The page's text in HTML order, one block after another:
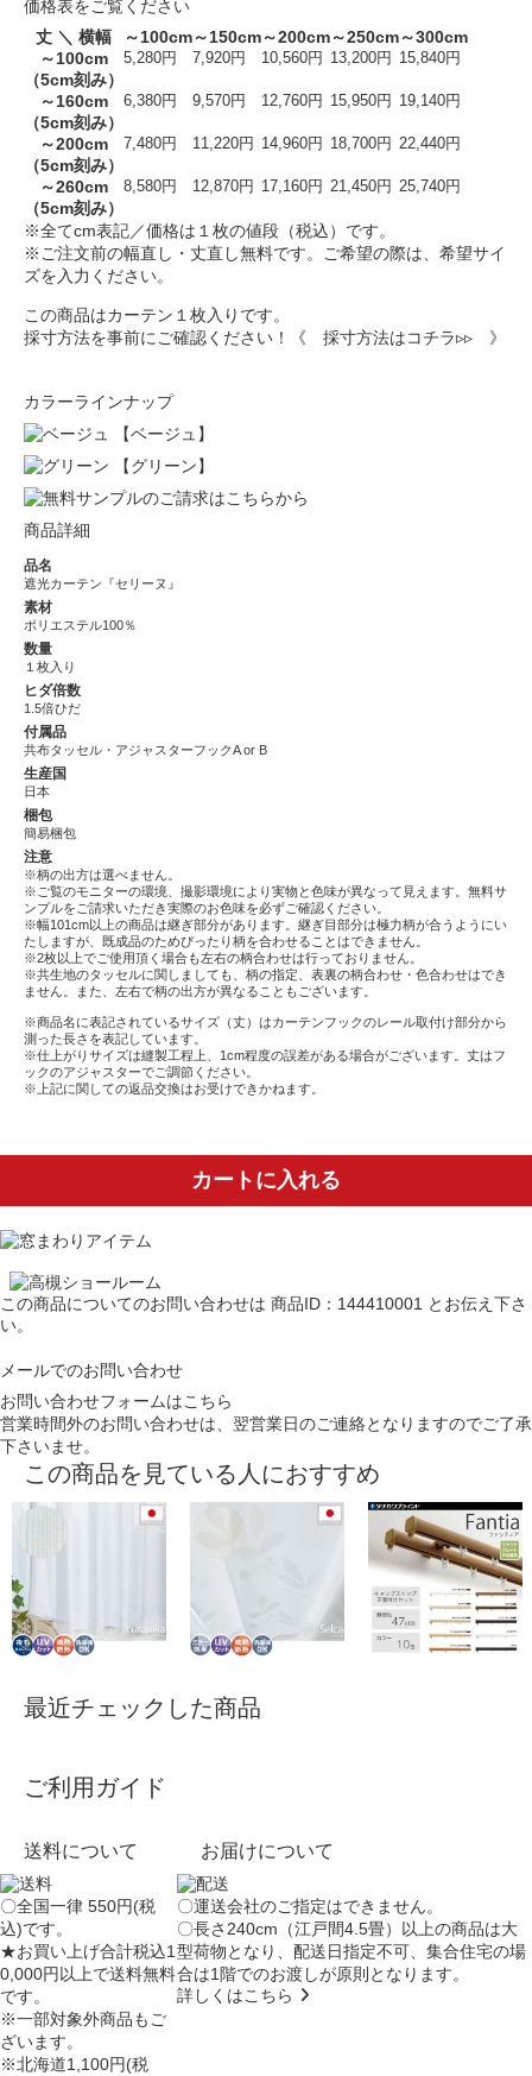
価格表をご覧ください
丈 ＼ 横幅
～100cm～150cm～200cm～250cm～300cm
～100cm
（5cm刻み）
5,280円 7,920円 10,560円 13,200円 15,840円
～160cm
（5cm刻み）
6,380円 9,570円 12,760円 15,950円 19,140円
～200cm
（5cm刻み）
7,480円 11,220円 14,960円 18,700円 22,440円
～260cm
（5cm刻み）
8,580円 12,870円 17,160円 21,450円 25,740円
※全てcm表記／価格は１枚の値段（税込）です。
※ご注文前の幅直し・丈直し無料です。ご希望の際は、希望サイ
ズを入力ください。
この商品はカーテン１枚入りです。
採寸方法を事前にご確認ください！
《 採寸方法はコチラ▹▹ 》
カラーラインナップ
【ベージュ】
【グリーン】
商品詳細
品名
遮光カーテン『セリーヌ』
素材
ポリエステル100％
数量
１枚入り
ヒダ倍数
1.5倍ひだ
付属品
共布タッセル・アジャスターフックA or B
生産国
日本
梱包
簡易梱包
注意
※柄の出方は選べません。
※ご覧のモニターの環境、撮影環境により実物と色味が異なって見えます。無料サ
ンプルをご請求いただき実際のお色味を必ずご確認ください。
※幅101cm以上の商品は継ぎ部分があります。継ぎ目部分は極力柄が合うようにい
たしますが、既成品のためぴったり柄を合わせることはできません。
※2枚以上でご使用頂く場合も左右の柄合わせは行っておりません。
※共生地のタッセルに関しましても、柄の指定、表裏の柄合わせ・色合わせはでき
ません。また、左右で柄の出方が異なることもございます。
※商品名に表記されているサイズ（丈）はカーテンフックのレール取付け部分から
測った長さを表記しています。
※仕上がりサイズは縫製工程上、1cm程度の誤差がある場合がございます。丈はフ
ックのアジャスターでご調節ください。
※上記に関しての返品交換はお受けできかねます。
カートに入れる
この商品についてのお問い合わせは 商品ID：144410001 とお伝え下さ
い。
メールでのお問い合わせ
お問い合わせフォームはこちら
営業時間外のお問い合わせは、翌営業日のご連絡となりますのでご了承
下さいませ。
この商品を見ている人におすすめ
最近チェックした商品
ご利用ガイド
送料について
〇全国一律 550円(税
込)です。
★お買い上げ合計税込1
0,000円以上で送料無料
です。
※一部対象外商品もご
ざいます。
※北海道1,100円(税
お届けについて
〇運送会社のご指定はできません。
〇長さ240cm（江戸間4.5畳）以上の商品は大
型荷物となり、配送日指定不可、集合住宅の場
合は1階でのお渡しが原則となります。
詳しくはこちら